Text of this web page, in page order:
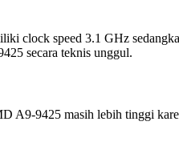
clock speed 3.1 GHz
secara teknis unggul.
9425 masih lebih tinggi